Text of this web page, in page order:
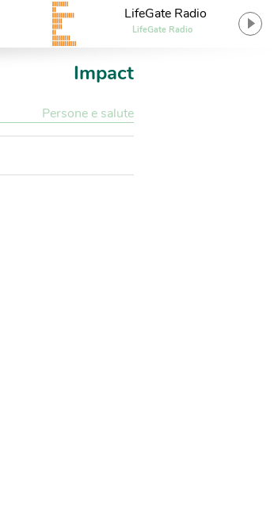
LifeGate Radio
LifeGate Radio
Impact
Persone e salute